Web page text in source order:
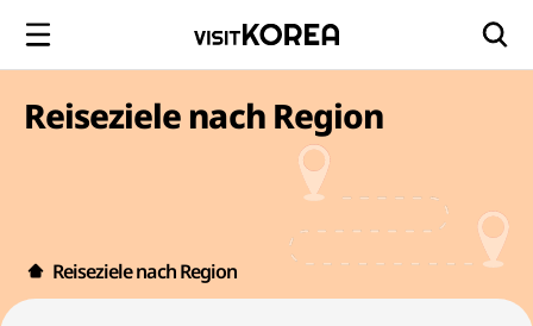
Reiseziele nach Region
Reiseziele nach Region